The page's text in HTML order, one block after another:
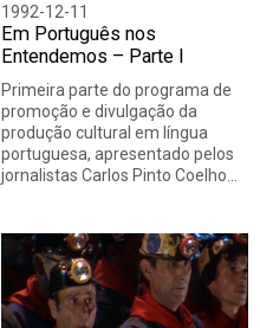
1992-12-11
Em Português nos
Entendemos – Parte I
Primeira parte do programa de
promoção e divulgação da
produção cultural em língua
portuguesa, apresentado pelos
jornalistas Carlos Pinto Coelho…